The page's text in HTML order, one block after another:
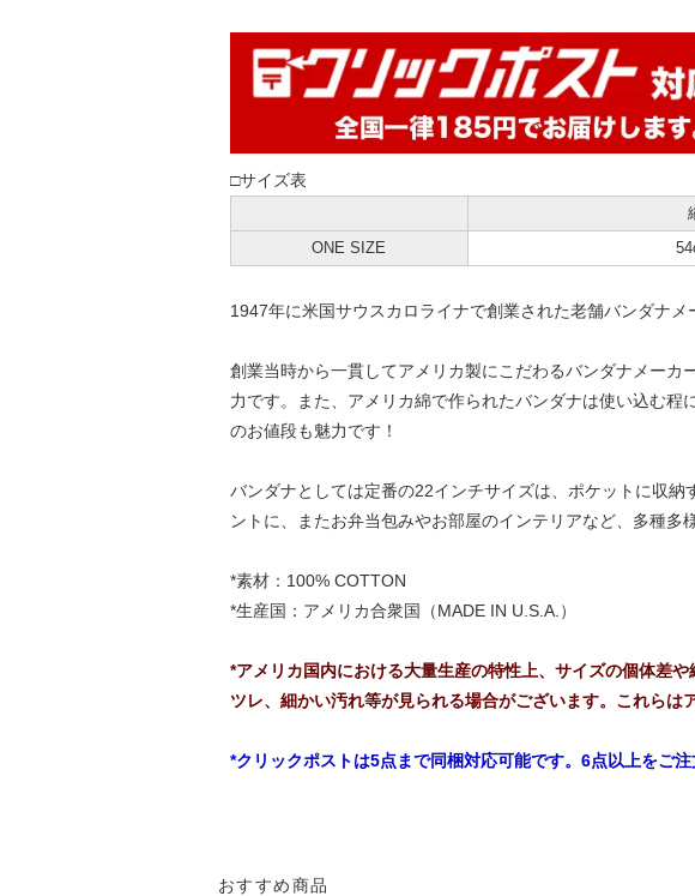
□サイズ表
ONE SIZE
1947年に米国サウスカロライナで創業された老舗バンダナ
創業当時から一貫してアメリカ製にこだわるバンダナメー
力です。また、アメリカ綿で作られたバンダナは使い込む
のお値段も魅力です！
バンダナとしては定番の22インチサイズは、ポケットに収
ントに、またお弁当包みやお部屋のインテリアなど、多種
*素材：100% COTTON
*生産国：アメリカ合衆国（MADE IN U.S.A.）
*アメリカ国内における大量生産の特性上、サイズの個体差
ツレ、細かい汚れ等が見られる場合がございます。これらは
*クリックポストは5点まで同梱対応可能です。6点以上をご
おすすめ商品